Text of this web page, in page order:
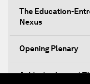
The Education-
Nexus
Opening Plenary
Achieving Impact